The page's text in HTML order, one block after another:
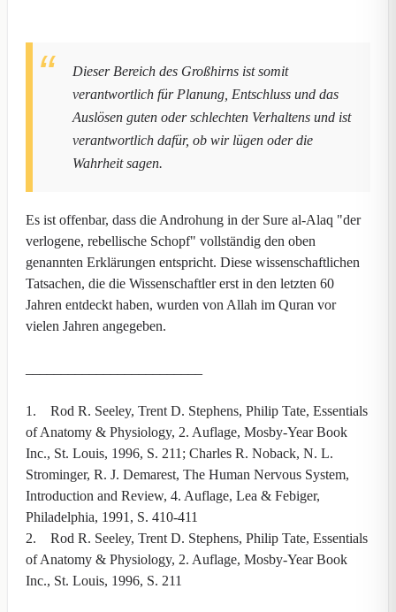
Dieser Bereich des Großhirns ist somit
verantwortlich für Planung, Entschluss und das
Auslösen guten oder schlechten Verhaltens und ist
verantwortlich dafür, ob wir lügen oder die
Wahrheit sagen.
Es ist offenbar, dass die Androhung in der Sure al-Alaq "der
verlogene, rebellische Schopf" vollständig den oben
genannten Erklärungen entspricht. Diese wissenschaftlichen
Tatsachen, die die Wissenschaftler erst in den letzten 60
Jahren entdeckt haben, wurden von Allah im Quran vor
vielen Jahren angegeben.
1. Rod R. Seeley, Trent D. Stephens, Philip Tate, Essentials
of Anatomy & Physiology, 2. Auflage, Mosby-Year Book
Inc., St. Louis, 1996, S. 211; Charles R. Noback, N. L.
Strominger, R. J. Demarest, The Human Nervous System,
Introduction and Review, 4. Auflage, Lea & Febiger,
Philadelphia, 1991, S. 410-411
2. Rod R. Seeley, Trent D. Stephens, Philip Tate, Essentials
of Anatomy & Physiology, 2. Auflage, Mosby-Year Book
Inc., St. Louis, 1996, S. 211